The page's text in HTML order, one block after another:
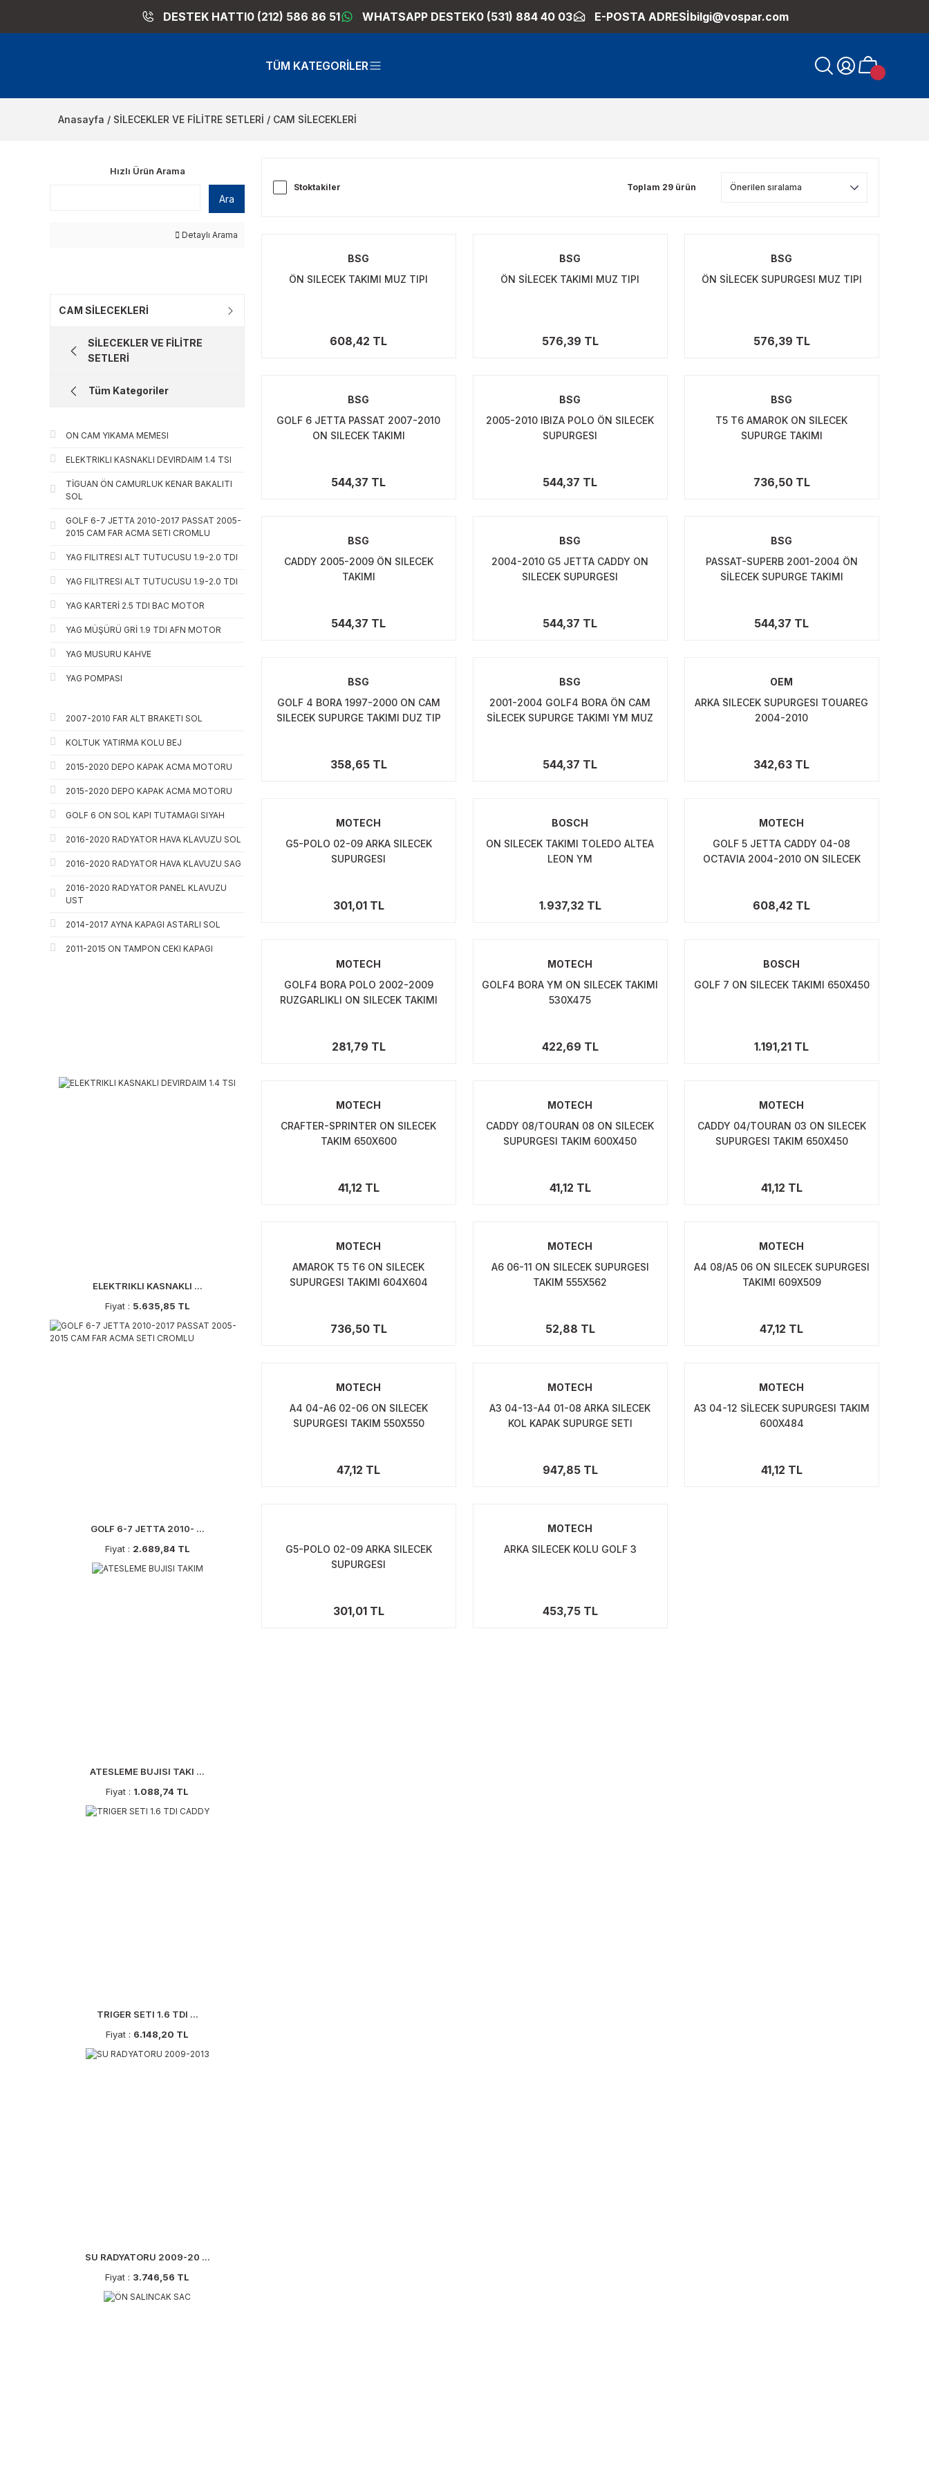
DESTEK HATTI0 (212) 586 86 51 WHATSAPP DESTEK0 (531) 884 40 03 E-POSTA ADRESİbilgi@vospar.com
TÜM KATEGORİLER
Anasayfa SİLECEKLER VE FİLİTRE SETLERİ CAM SİLECEKLERİ
Hızlı Ürün Arama
Ara
Detaylı Arama
CAM SİLECEKLERİ
SİLECEKLER VE FİLİTRE
SETLERİ
Tüm Kategoriler
ON CAM YIKAMA MEMESI
ELEKTRIKLI KASNAKLI DEVIRDAIM 1.4 TSI
TİGUAN ÖN CAMURLUK KENAR BAKALITI
SOL
GOLF 6-7 JETTA 2010-2017 PASSAT 2005-
2015 CAM FAR ACMA SETI CROMLU
YAG FILITRESI ALT TUTUCUSU 1.9-2.0 TDI
YAG FILITRESI ALT TUTUCUSU 1.9-2.0 TDI
YAG KARTERİ 2.5 TDI BAC MOTOR
YAG MÜŞÜRÜ GRİ 1.9 TDI AFN MOTOR
YAG MUSURU KAHVE
YAG POMPASI
2007-2010 FAR ALT BRAKETI SOL
KOLTUK YATIRMA KOLU BEJ
2015-2020 DEPO KAPAK ACMA MOTORU
2015-2020 DEPO KAPAK ACMA MOTORU
GOLF 6 ON SOL KAPI TUTAMAGI SIYAH
2016-2020 RADYATOR HAVA KLAVUZU SOL
2016-2020 RADYATOR HAVA KLAVUZU SAG
2016-2020 RADYATOR PANEL KLAVUZU
UST
2014-2017 AYNA KAPAGI ASTARLI SOL
2011-2015 ON TAMPON CEKI KAPAGI
ELEKTRIKLI KASNAKLI ...
Fiyat : 5.635,85 TL
GOLF 6-7 JETTA 2010- ...
Fiyat : 2.689,84 TL
ATESLEME BUJISI TAKI ...
Fiyat : 1.088,74 TL
TRIGER SETI 1.6 TDI ...
Fiyat : 6.148,20 TL
SU RADYATORU 2009-20 ...
Fiyat : 3.746,56 TL
Stoktakiler Toplam 29 ürün
BSG
ÖN SILECEK TAKIMI MUZ TIPI
608,42 TL
BSG
ÖN SİLECEK TAKIMI MUZ TIPI
576,39 TL
BSG
ÖN SİLECEK SUPURGESI MUZ TIPI
576,39 TL
BSG
GOLF 6 JETTA PASSAT 2007-2010
ON SILECEK TAKIMI
544,37 TL
BSG
2005-2010 IBIZA POLO ÖN SILECEK
SUPURGESI
544,37 TL
BSG
T5 T6 AMAROK ON SILECEK
SUPURGE TAKIMI
736,50 TL
BSG
CADDY 2005-2009 ÖN SILECEK
TAKIMI
544,37 TL
BSG
2004-2010 G5 JETTA CADDY ON
SILECEK SUPURGESI
544,37 TL
BSG
PASSAT-SUPERB 2001-2004 ÖN
SİLECEK SUPURGE TAKIMI
544,37 TL
BSG
GOLF 4 BORA 1997-2000 ON CAM
SILECEK SUPURGE TAKIMI DUZ TIP
358,65 TL
BSG
2001-2004 GOLF4 BORA ÖN CAM
SİLECEK SUPURGE TAKIMI YM MUZ
544,37 TL
OEM
ARKA SILECEK SUPURGESI TOUAREG
2004-2010
342,63 TL
MOTECH
G5-POLO 02-09 ARKA SILECEK
SUPURGESI
301,01 TL
BOSCH
ON SILECEK TAKIMI TOLEDO ALTEA
LEON YM
1.937,32 TL
MOTECH
GOLF 5 JETTA CADDY 04-08
OCTAVIA 2004-2010 ON SILECEK
608,42 TL
MOTECH
GOLF4 BORA POLO 2002-2009
RUZGARLIKLI ON SILECEK TAKIMI
281,79 TL
MOTECH
GOLF4 BORA YM ON SILECEK TAKIMI
530X475
422,69 TL
BOSCH
GOLF 7 ON SILECEK TAKIMI 650X450
1.191,21 TL
MOTECH
CRAFTER-SPRINTER ON SILECEK
TAKIM 650X600
41,12 TL
MOTECH
CADDY 08/TOURAN 08 ON SILECEK
SUPURGESI TAKIM 600X450
41,12 TL
MOTECH
CADDY 04/TOURAN 03 ON SILECEK
SUPURGESI TAKIM 650X450
41,12 TL
MOTECH
AMAROK T5 T6 ON SILECEK
SUPURGESI TAKIMI 604X604
736,50 TL
MOTECH
A6 06-11 ON SILECEK SUPURGESI
TAKIM 555X562
52,88 TL
MOTECH
A4 08/A5 06 ON SILECEK SUPURGESI
TAKIMI 609X509
47,12 TL
MOTECH
A4 04-A6 02-06 ON SILECEK
SUPURGESI TAKIM 550X550
47,12 TL
MOTECH
A3 04-13-A4 01-08 ARKA SILECEK
KOL KAPAK SUPURGE SETI
947,85 TL
MOTECH
A3 04-12 SİLECEK SUPURGESI TAKIM
600X484
41,12 TL
G5-POLO 02-09 ARKA SILECEK
SUPURGESI
301,01 TL
MOTECH
ARKA SILECEK KOLU GOLF 3
453,75 TL